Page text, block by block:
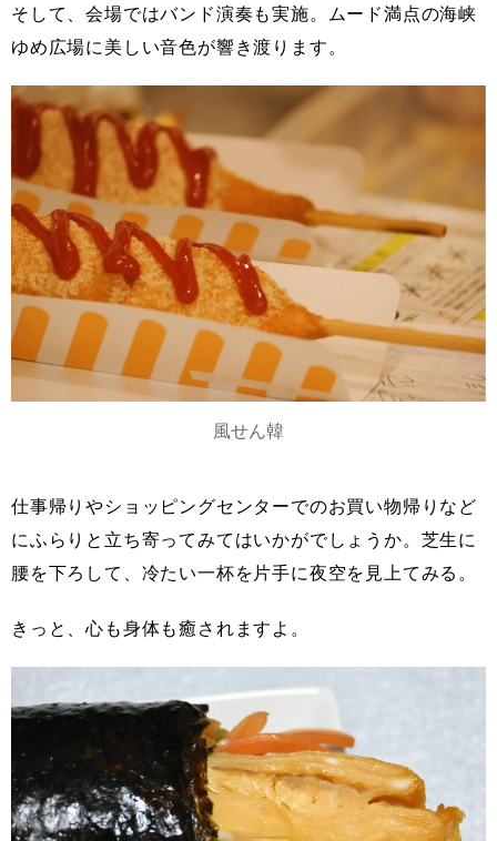
そして、会場ではバンド演奏も実施。ムード満点の海峡
ゆめ広場に美しい音色が響き渡ります。
風せん韓
仕事帰りやショッピングセンターでのお買い物帰りなど
にふらりと立ち寄ってみてはいかがでしょうか。芝生に
腰を下ろして、冷たい一杯を片手に夜空を見上てみる。
きっと、心も身体も癒されますよ。